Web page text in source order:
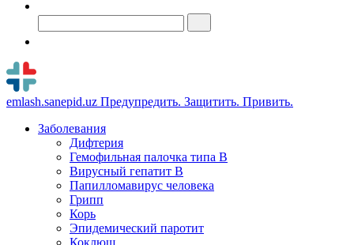
emlash.sanepid.uz Предупредить. Защитить. Привить.
Заболевания
Дифтерия
Гемофильная палочка типа B
Вирусный гепатит В
Папилломавирус человека
Грипп
Корь
Эпидемический паротит